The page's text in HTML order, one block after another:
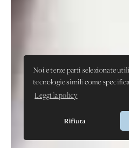
Noi e terze parti selezionate
tecnologie simili come
Leggi la policy
Rifiuta